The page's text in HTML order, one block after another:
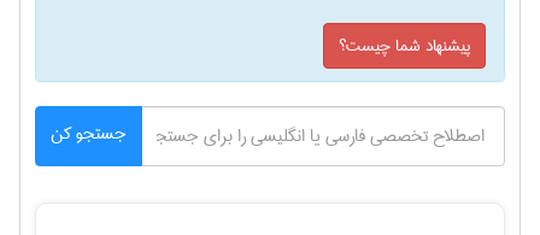
پیشنهاد شما چیست؟
جستجو کن